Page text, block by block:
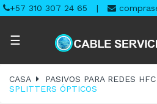
+57 310 307 24 65 |
Navegación
palanca
☰
CASA PASIVOS PARA REDES HFC
SPLITTERS ÓPTICOS